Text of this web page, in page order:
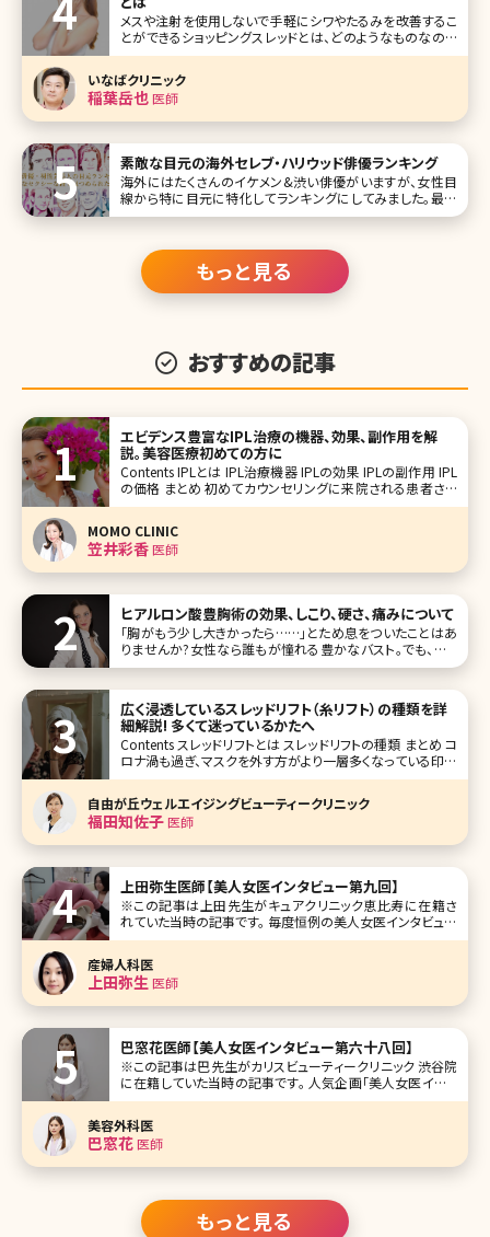
メスや注射を使用しないで手軽にシワやたるみを改善するこ
とができるショッピングスレッドとは、どのようなものなので
しょうか？気になるメリットやデメリット、治療方法を紹介しま
ださいね。 目次
いなばクリニック
稲葉岳也医師
素敵な目元の海外セレブ・ハリウッド俳優ランキング
海外にはたくさんのイケメン&渋い俳優がいますが、女性目
線から特に目元に特化してランキングにしてみました。最新
版はこのような結果です! 1位クリス・ヘムズワース View this
もっと見る
おすすめの記事
エビデンス豊富なIPL治療の機器、効果、副作用を解
説。美容医療初めての方に
Contents IPLとは IPL治療機器 IPLの効果 IPLの副作用 IPL
の価格 まとめ 初めてカウンセリングに来院される患者さん
にお肌で気になっているところはどこですかと聞くと、「赤み
MOMO CLINIC
笠井彩香医師
ヒアルロン酸豊胸術の効果、しこり、硬さ、痛みについて
「胸がもう少し大きかったら……」とため息をついたことはあ
りませんか?女性なら誰もが憧れる豊かなバスト。でも、シリ
コンバッグを入れるような大掛かりな手術は怖くて受けられ
ロン酸注射によ
広く浸透しているスレッドリフト（糸リフト）の種類を詳
細解説! 多くて迷っているかたへ
Contents スレッドリフトとは スレッドリフトの種類 まとめ コ
ロナ渦も過ぎ、マスクを外す方がより一層多くなっている印象
があります。そうなると気になるのはシミよりもたるみという
方が増えており、シミの治療中でもたるみの相談を受けるこ
とがとても多いです。 たる
自由が丘ウェルエイジングビューティークリニック
福田知佐子医師
上田弥生医師【美人女医インタビュー第九回】
※この記事は上田先生がキュアクリニック恵比寿に在籍さ
れていた当時の記事です。 毎度恒例の美人女医インタビュー
第九回は、過去続いた美容皮膚科部門から離れ、初めての婦
人科医です。東京・渋谷区恵比寿の恵比寿ガーデンプレイス
近くにある隠れ家的で通いやすさをイメージさせるキュアク
リニック恵比寿の上田弥生院長
産婦人科医
上田弥生 医師
巴窓花医師【美人女医インタビュー第六十八回】
※この記事は巴先生がカリスビューティークリニック 渋谷院
に在籍していた当時の記事です。 人気企画「美人女医インタ
ビュー」第六十八回は、東京・渋谷のカリスビューティークリ
ニック（KARIS beauty clinic）渋谷院の巴窓花（ともえ まど
美容外科医
巴窓花医師
もっと見る